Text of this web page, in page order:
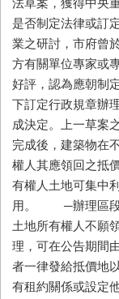
法草案，獲得中央
是否制定法律或訂
業之研討，市府曾
方有關單位專家或
好評，認為應朝制
下訂定行政規章辦
成決定。上一草
完成後，建築物在
權人其應領回之抵
有權人土地可集中
用。 ─辦理區段
土地所有權人不願
理，可在公告期間
者一律發給抵價
有租約關係或設定